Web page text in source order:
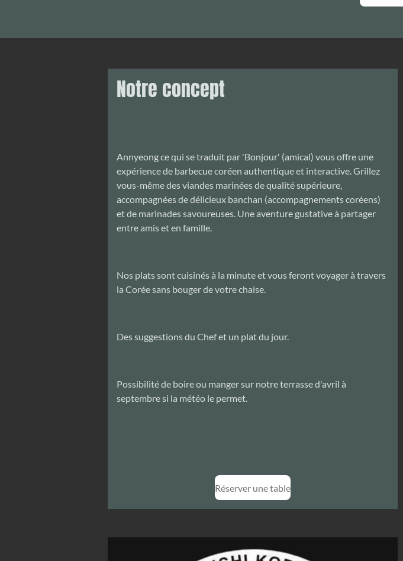
Notre concept
Annyeong ce qui se traduit par 'Bonjour' (amical) vous offre une
expérience de barbecue coréen authentique et interactive. Grillez
vous-même des viandes marinées de qualité supérieure,
accompagnées de délicieux banchan (accompagnements coréens)
et de marinades savoureuses. Une aventure gustative à partager
entre amis et en famille.
Nos plats sont cuisinés à la minute et vous feront voyager à travers
la Corée sans bouger de votre chaise.
Des suggestions du Chef et un plat du jour.
Possibilité de boire ou manger sur notre terrasse d'avril à
septembre si la météo le permet.
Réserver une table